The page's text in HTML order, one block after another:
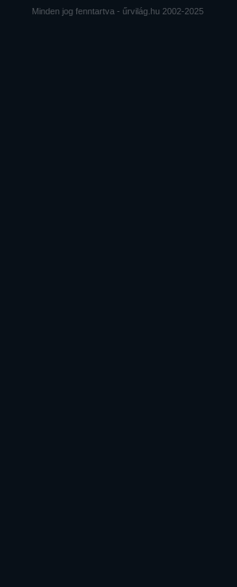
Minden jog fenntartva - űrvilág.hu 2002-2025